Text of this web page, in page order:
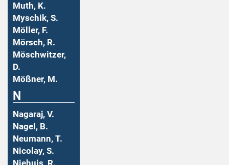
Muth, K.
Myschik, S.
Möller, F.
Mörsch, R.
Möschwitzer,
D.
Mößner, M.
N
Nagaraj, V.
Nagel, B.
Neumann, T.
Nicolay, S.
Niehuis, R.